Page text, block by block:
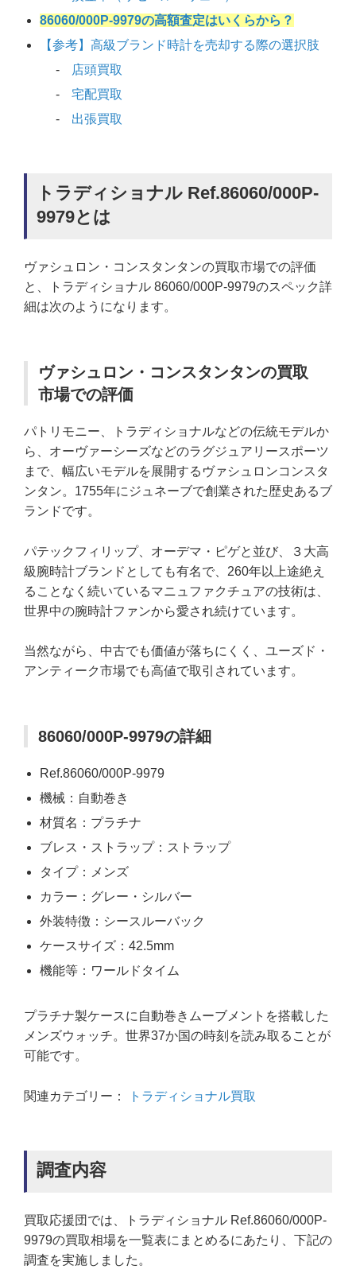
86060/000P-9979の高額査定はいくらから？
【参考】高級ブランド時計を売却する際の選択肢
店頭買取
宅配買取
出張買取
トラディショナル Ref.86060/000P-
9979とは
ヴァシュロン・コンスタンタンの買取市場での評価
と、トラディショナル 86060/000P-9979のスペック詳
細は次のようになります。
ヴァシュロン・コンスタンタンの買取
市場での評価
パトリモニー、トラディショナルなどの伝統モデルか
ら、オーヴァーシーズなどのラグジュアリースポーツ
まで、幅広いモデルを展開するヴァシュロンコンスタ
ンタン。1755年にジュネーブで創業された歴史あるブ
ランドです。
パテックフィリップ、オーデマ・ピゲと並び、３大高
級腕時計ブランドとしても有名で、260年以上途絶え
ることなく続いているマニュファクチュアの技術は、
世界中の腕時計ファンから愛され続けています。
当然ながら、中古でも価値が落ちにくく、ユーズド・
アンティーク市場でも高値で取引されています。
86060/000P-9979の詳細
Ref.86060/000P-9979
機械：自動巻き
材質名：プラチナ
ブレス・ストラップ：ストラップ
タイプ：メンズ
カラー：グレー・シルバー
外装特徴：シースルーバック
ケースサイズ：42.5mm
機能等：ワールドタイム
プラチナ製ケースに自動巻きムーブメントを搭載した
メンズウォッチ。世界37か国の時刻を読み取ることが
可能です。
関連カテゴリー： トラディショナル買取
調査内容
買取応援団では、トラディショナル Ref.86060/000P-
9979の買取相場を一覧表にまとめるにあたり、下記の
調査を実施しました。